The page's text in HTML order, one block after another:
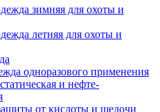
зимняя для охоты и
летняя для охоты и
одноразового применения
и нефте-
от кислоты и щелочи